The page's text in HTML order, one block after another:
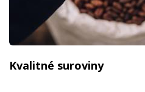
Kvalitné suroviny